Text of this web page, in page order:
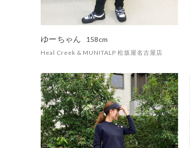
ゆーちゃん 158cm
Heal Creek & MUNITALP 松坂屋名古屋店